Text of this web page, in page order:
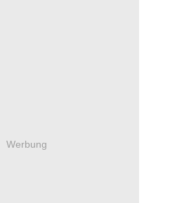
Werbung